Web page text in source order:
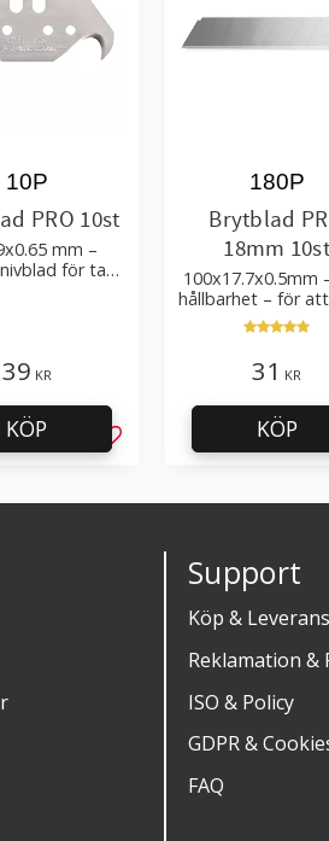
PRO 10st
mm –
för tak-,
10P
39 KR
Lägg till i favoriter
KÖP
Brytblad
18mm 10st
100x17.7x0.5mm
hållbarhet – för att
kartong, tapet
golvmaterial
180P
31 KR
KÖP
Support
Köp &
Reklamation &
ISO & Policy
GDPR &
FAQ